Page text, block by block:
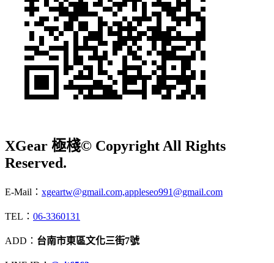
XGear 極棧© Copyright All Rights
Reserved.
E-Mail： xgeartw@gmail.com,appleseo991@gmail.com
TEL： 06-3360131
ADD： 台南市東區文化三街7號